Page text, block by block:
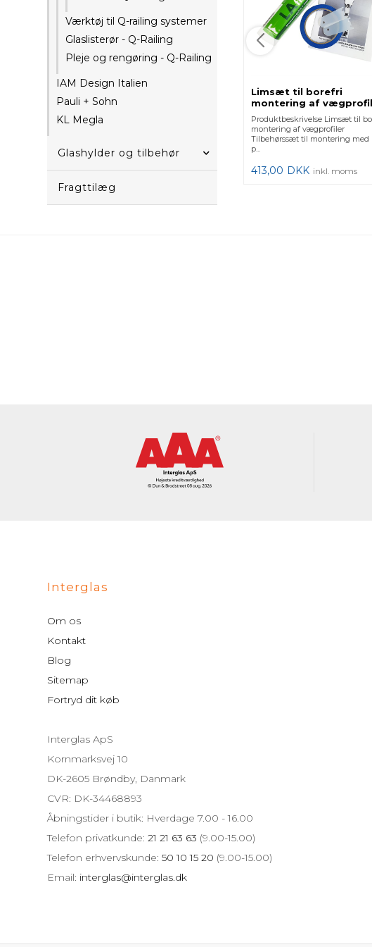
Værktøj til Q-railing systemer
Glaslisterør - Q-Railing
Pleje og rengøring - Q-Railing
IAM Design Italien
Pauli + Sohn
KL Megla
Glashylder og tilbehør
Fragttilæg
Limsæt til borefri
montering af
Produktbeskrivelse Limsæt til
montering af vægprofiler
Tilbehørssæt til montering med
p...
413,00 DKK inkl. moms
Interglas
Om os
Kontakt
Blog
Sitemap
Fortryd dit køb
Interglas ApS
Kornmarksvej 10
DK-2605 Brøndby, Danmark
CVR: DK-34468893
Åbningstider i butik: Hverdage 7.00 - 16.00
Telefon privatkunde:21 21 63 63 (9.00-15.00)
Telefon erhvervskunde:50 10 15 20 (9.00-15.00)
Email: interglas@interglas.dk